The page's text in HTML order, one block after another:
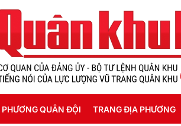
PHƯƠNG QUÂN ĐỘI TRANG ĐỊA PHƯƠNG